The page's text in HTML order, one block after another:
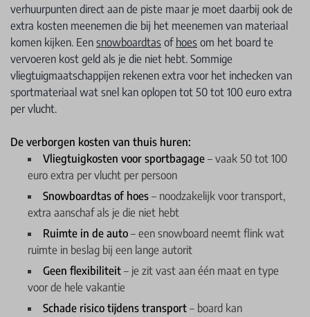
verhuurpunten direct aan de piste maar je moet daarbij ook de
extra kosten meenemen die bij het meenemen van materiaal
komen kijken. Een snowboardtas of hoes om het board te
vervoeren kost geld als je die niet hebt. Sommige
vliegtuigmaatschappijen rekenen extra voor het inchecken van
sportmateriaal wat snel kan oplopen tot 50 tot 100 euro extra
per vlucht.
De verborgen kosten van thuis huren:
Vliegtuigkosten voor sportbagage – vaak 50 tot 100
euro extra per vlucht per persoon
Snowboardtas of hoes – noodzakelijk voor transport,
extra aanschaf als je die niet hebt
Ruimte in de auto – een snowboard neemt flink wat
ruimte in beslag bij een lange autorit
Geen flexibiliteit – je zit vast aan één maat en type
voor de hele vakantie
Schade risico tijdens transport – board kan